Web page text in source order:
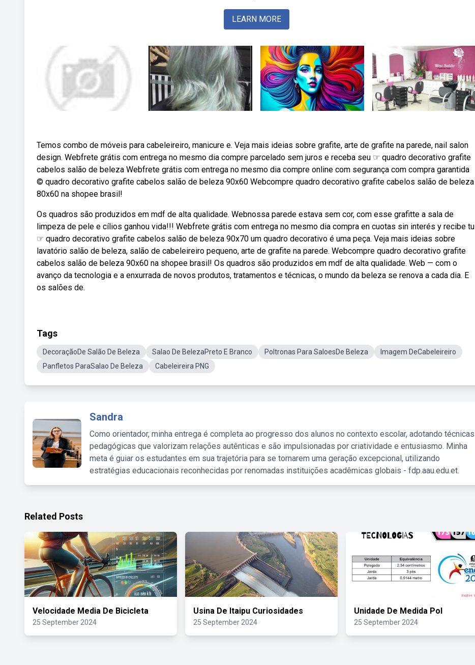
LEARN MORE
Temos combo de móveis para cabeleireiro, manicure e. Veja mais ideias sobre grafite, arte de grafite na parede, nail salon
design. Webfrete grátis com entrega no mesmo dia compre parcelado sem juros e receba seu ☞ quadro decorativo grafite
cabelos salão de beleza Webfrete grátis com entrega no mesmo dia compre online com segurança com compra garantida
© quadro decorativo grafite cabelos salão de beleza 90x60 Webcompre quadro decorativo grafite cabelos salão de beleza
80x60 na shopee brasil!
Os quadros são produzidos em mdf de alta qualidade. Webnossa parede estava sem cor, com esse grafitte a sala de
limpeza de pele e cílios ganhou vida!!! Webfrete grátis com entrega no mesmo dia compra en cuotas sin interés y recibe tu
☞ quadro decorativo grafite cabelos salão de beleza 90x70 um quadro decorativo é uma peça. Veja mais ideias sobre
lavatório salão de beleza, salão de cabeleireiro pequeno, arte de grafite na parede. Webcompre quadro decorativo grafite
cabelos salão de beleza 90x60 na shopee brasil! Os quadros são produzidos em mdf de alta qualidade. Web — com o
avanço da tecnologia e a enxurrada de novos produtos, tratamentos e técnicas, o mundo da beleza se renova a cada dia. E
os salões de.
Tags
DecoraçãoDe Salão De Beleza Salao De BelezaPreto E Branco Poltronas Para SaloesDe Beleza
Imagem DeCabeleireiro
Panfletos ParaSalao De Beleza
Cabeleireira PNG
Sandra
Como orientador, minha entrega é completa ao progresso dos alunos no contexto escolar, adotando técnicas
pedagógicas que valorizam relações autênticas e são impulsionadas por criatividade e entusiasmo. Minha
meta é guiar os estudantes em sua trajetória para se tornarem uma geração excepcional, utilizando
estratégias educacionais reconhecidas por renomadas instituições acadêmicas globais - fdp.aau.edu.et.
Related Posts
Velocidade Media De Bicicleta
25 September 2024
Usina De Itaipu Curiosidades
25 September 2024
Unidade De Medida Pol
25 September 2024